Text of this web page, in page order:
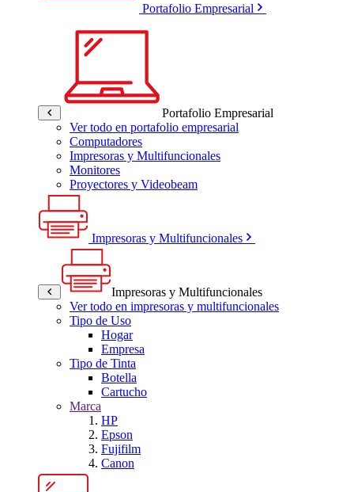
Portafolio Empresarial
Portafolio Empresarial
Ver todo en portafolio empresarial
Computadores
Impresoras y Multifuncionales
Monitores
Proyectores y Videobeam
Impresoras y Multifuncionales
Impresoras y Multifuncionales
Ver todo en impresoras y multifuncionales
Tipo de Uso
Hogar
Empresa
Tipo de Tinta
Botella
Cartucho
Marca
HP
Epson
Fujifilm
Canon